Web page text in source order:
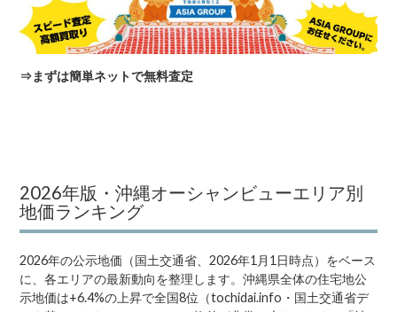
⇒まずは簡単ネットで無料査定
2026年版・沖縄オーシャンビューエリア別
地価ランキング
2026年の公示地価（国土交通省、2026年1月1日時点）をベース
に、各エリアの最新動向を整理します。沖縄県全体の住宅地公
示地価は+6.4%の上昇で全国8位（tochidai.info・国土交通省デ